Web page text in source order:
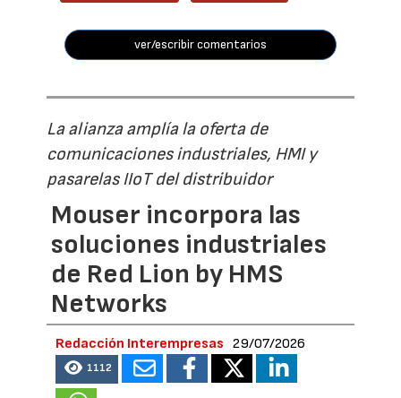
ver/escribir comentarios
La alianza amplía la oferta de
comunicaciones industriales, HMI y
pasarelas IIoT del distribuidor
Mouser incorpora las
soluciones industriales
de Red Lion by HMS
Networks
Redacción Interempresas 29/07/2026
1112